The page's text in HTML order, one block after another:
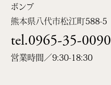
ボンブ
熊本県八代市松江町588-5
tel.0965-35-0090
営業時間／9:30-18:30